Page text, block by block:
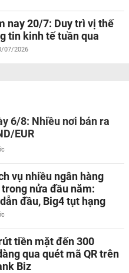
nay 20/7: Duy trì vị thế
tin kinh tế tuần qua
07/2026
6/8: Nhiều nơi bán ra
EUR
vụ nhiều ngân hàng
nửa đầu năm:
đầu, Big4 tụt hạng
tiền mặt đến 300
qua quét mã QR trên
Biz